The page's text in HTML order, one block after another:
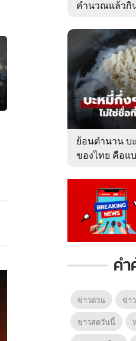
คำนวณแล้วกิ
ย้อนตำนาน บ
ของไทย คือแ
ค
ข่าวด่วน
ข่า
ข่าวสดวันนี้